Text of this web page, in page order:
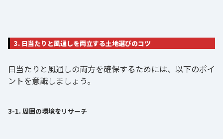
3. 日当たりと風通しを両立する土地選びのコツ
日当たりと風通しの両方を確保するためには、以下のポイ
ントを意識しましょう。
3-1. 周囲の環境をリサーチ